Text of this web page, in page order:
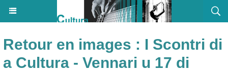
Retour en images : I Scontri di
a Cultura - Vennari u 17 di